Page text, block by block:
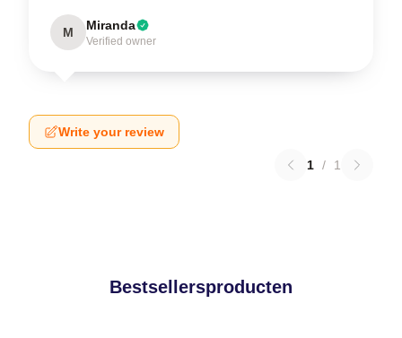
M Miranda
Verified owner
Write your review
1 / 1
Bestsellersproducten